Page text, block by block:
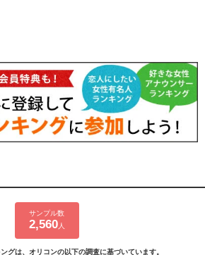
サンプル数
2,560人
グは、オリコンの以下の調査に基づいています。